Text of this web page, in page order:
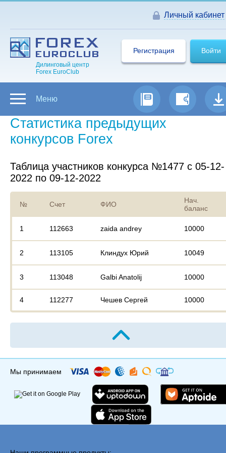
Личный кабинет
Дилинговый центр
Forex EuroClub
Войти
Регистрация
Меню
Статистика предыдущих
конкурсов Forex
Таблица участников конкурса №1477 с 05-12-
2022 по 09-12-2022
№ Счет ФИО
Нач.
баланс
1 112663 zaida andrey 10000
2 113105 Клиндух Юрий 10049
3 113048 Galbi Anatolij 10000
4 112277 Чешев Сергей 10000
Мы принимаем